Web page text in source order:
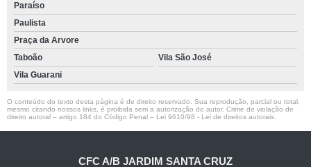
Paraíso
Paulista
Praça da Arvore
Taboão
Vila São José
Vila Guarani
O conteúdo do texto desta página é de direito reservado. Sua reprodução, parcial ou total,
mesmo citando nossos links, é proibida sem a autorização do autor. Crime de violação de
direito autoral – artigo 184 do Código Penal – Lei 9610/98 - Lei de direitos autorais
CFC A/B JARDIM SANTA CRUZ